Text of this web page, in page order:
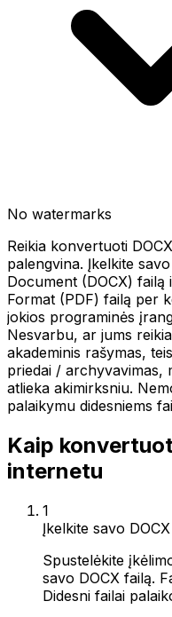
No watermarks
Reikia konvertuoti
palengvina. Įkelkite
Document (DOCX)
Format (PDF) failą per
jokios programinės
Nesvarbu, ar jums
akademinis rašymas,
priedai / archyvavimas,
atlieka akimirksniu.
palaikymu didesniems
Kaip
internetu
1
Įkelkite savo
Spustelėkite
savo DOCX failą.
Didesni failai